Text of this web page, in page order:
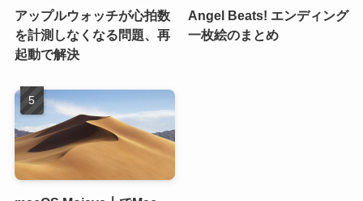
アップルウォッチが心拍数
を計測しなくなる問題、再
起動で解決
Angel Beats! エンディング
一枚絵のまとめ